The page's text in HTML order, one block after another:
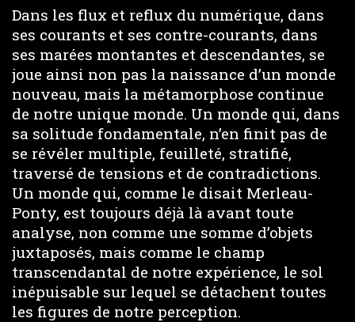
Dans les flux et reflux du numérique, dans
ses courants et ses contre-courants, dans
ses marées montantes et descendantes, se
joue ainsi non pas la naissance d’un monde
nouveau, mais la métamorphose continue
de notre unique monde. Un monde qui, dans
sa solitude fondamentale, n’en finit pas de
se révéler multiple, feuilleté, stratifié,
traversé de tensions et de contradictions.
Un monde qui, comme le disait Merleau-
Ponty, est toujours déjà là avant toute
analyse, non comme une somme d’objets
juxtaposés, mais comme le champ
transcendantal de notre expérience, le sol
inépuisable sur lequel se détachent toutes
les figures de notre perception.